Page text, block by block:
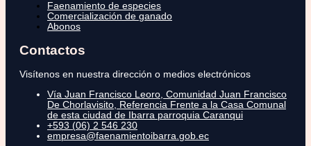
Faenamiento de especies
Comercialización de ganado
Abonos
Contactos
Visítenos en nuestra dirección o medios electrónicos
Vía Juan Francisco Leoro, Comunidad Juan Francisco
De Chorlavisito, Referencia Frente a la Casa Comunal
de esta ciudad de Ibarra parroquia Caranqui
+593 (06) 2 546 230
empresa@faenamientoibarra.gob.ec